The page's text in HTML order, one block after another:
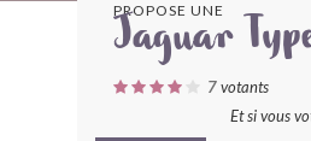
ARCHIVES
LES
PROPOSE UNE
Jaguar
7votants
Et si vous